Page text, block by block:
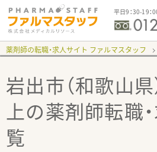
平日9：30-19：
薬剤師の転職・求人サイト ファルマスタッフ
岩出市（和歌山
上の薬剤師転職
覧